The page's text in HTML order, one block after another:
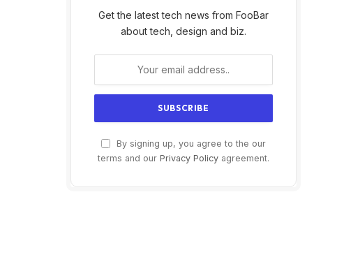
Get the latest tech news from FooBar
about tech, design and biz.
By signing up, you agree to the our
terms and our Privacy Policy agreement.